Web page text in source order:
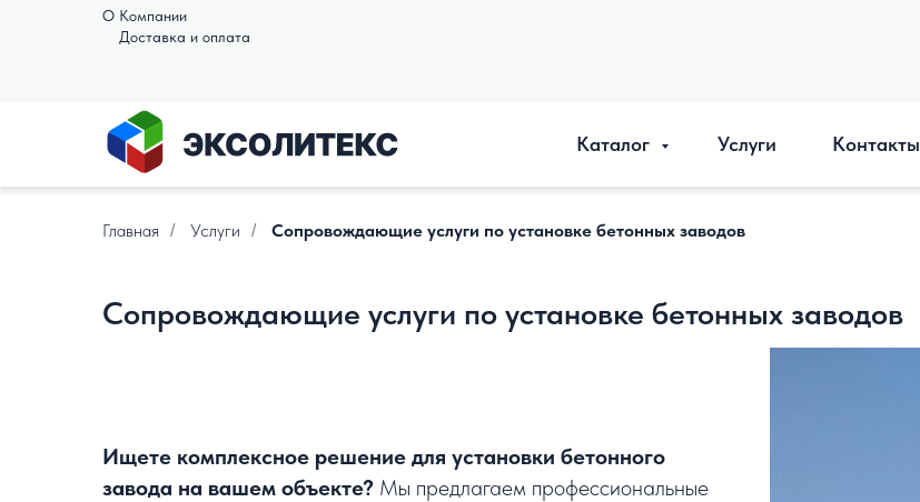
О Компании
Доставка и оплата
Каталог Услуги Контакты
Главная / Услуги / Сопровождающие услуги по установке бетонных заводов
Сопровождающие услуги по установке бетонных заводов
Ищете комплексное решение для установки бетонного
завода на вашем объекте? Мы предлагаем профессиональные